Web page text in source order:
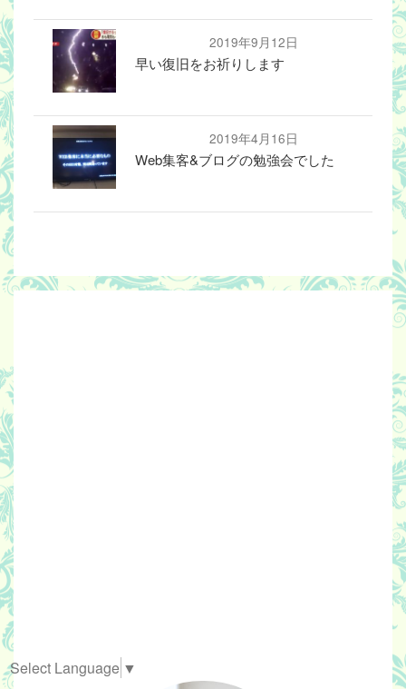
2019年9月12日
早い復旧をお祈りします
2019年4月16日
Web集客&ブログの勉強会でした
Select Language ▼